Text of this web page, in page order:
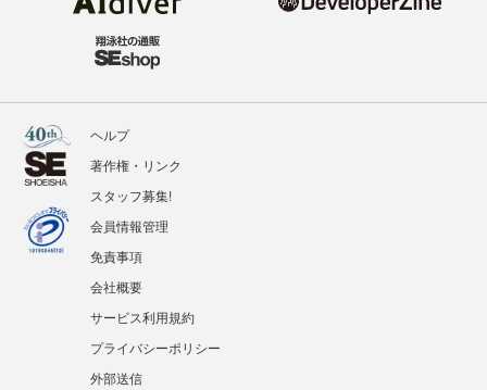
ヘルプ
著作権・リンク
スタッフ募集!
会員情報管理
免責事項
会社概要
サービス利用規約
プライバシーポリシー
外部送信